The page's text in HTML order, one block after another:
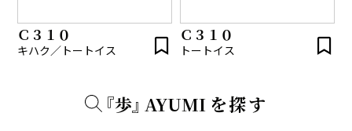
Ｃ３１０
キハク／トートイス
Ｃ３１０
トートイス
『歩』 AYUMI を探す